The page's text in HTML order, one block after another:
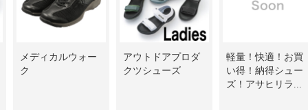
メディカルウォー
ク
アウトドアプロダ
クツシューズ
軽量！快適！お買
い得！納得シュー
ズ！アサヒリラ...